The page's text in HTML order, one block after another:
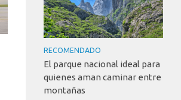
RECOMENDADO
El parque nacional ideal para
quienes aman caminar entre
montañas